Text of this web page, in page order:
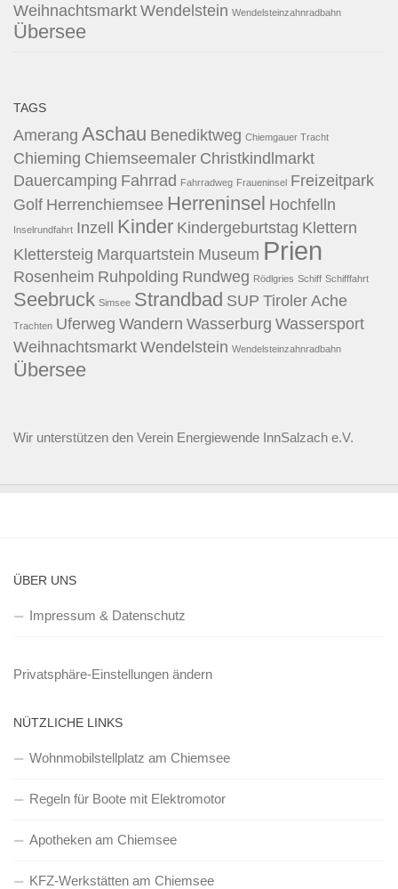
Weihnachtsmarkt Wendelstein Wendelsteinzahnradbahn
Übersee
TAGS
Amerang Aschau Benediktweg Chiemgauer Tracht
Chieming Chiemseemaler Christkindlmarkt
Dauercamping Fahrrad Fahrradweg Fraueninsel Freizeitpark
Golf Herrenchiemsee Herreninsel Hochfelln
Inselrundfahrt Inzell Kinder Kindergeburtstag Klettern
Klettersteig Marquartstein Museum Prien
Rosenheim Ruhpolding Rundweg Rödlgries Schiff Schifffahrt
Seebruck Simsee Strandbad SUP Tiroler Ache
Trachten Uferweg Wandern Wasserburg Wassersport
Weihnachtsmarkt Wendelstein Wendelsteinzahnradbahn
Übersee
Wir unterstützen den Verein Energiewende InnSalzach e.V.
ÜBER UNS
Impressum & Datenschutz
Privatsphäre-Einstellungen ändern
NÜTZLICHE LINKS
Wohnmobilstellplatz am Chiemsee
Regeln für Boote mit Elektromotor
Apotheken am Chiemsee
KFZ-Werkstätten am Chiemsee